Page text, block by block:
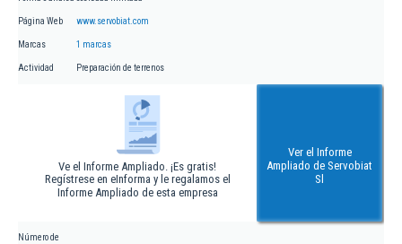
Página Web www.servobiat.com
Marcas 1 marcas
Actividad Preparación de terrenos
Ve el Informe Ampliado. ¡Es gratis!
Regístrese en eInforma y le regalamos el
Informe Ampliado de esta empresa
Ver el Informe
Ampliado de Servobiat
Sl
Número de